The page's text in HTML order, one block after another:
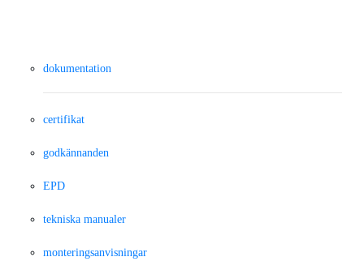
dokumentation
certifikat
godkännanden
EPD
tekniska manualer
monteringsanvisningar